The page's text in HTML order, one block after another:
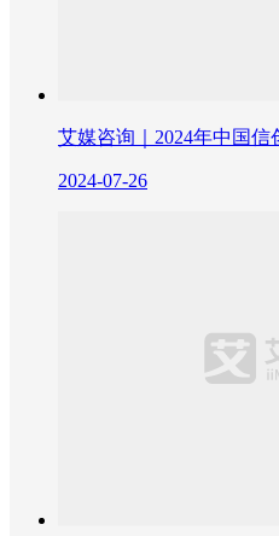
艾媒咨询｜2024年中国信
2024-07-26